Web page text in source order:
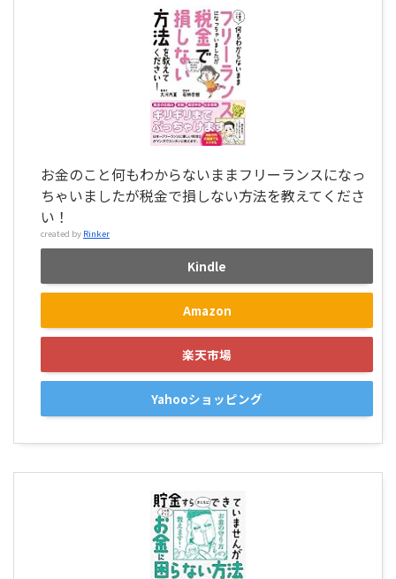
お金のこと何もわからないままフリーランスになっ
ちゃいましたが税金で損しない方法を教えてくださ
い！
created by Rinker
Kindle
Amazon
楽天市場
Yahooショッピング